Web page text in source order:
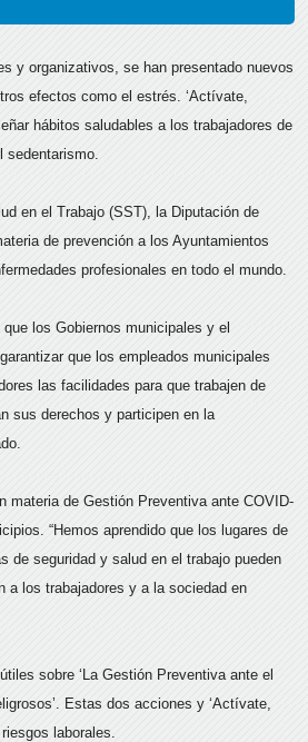
y organizativos, se han presentado nuevos
efectos como el estrés. ‘Actívate,
hábitos saludables a los trabajadores de
sedentarismo.
en el Trabajo (SST), la Diputación de
de prevención a los Ayuntamientos
profesionales en todo el mundo.
los Gobiernos municipales y el
que los empleados municipales
las facilidades para que trabajen de
sus derechos y participen en la
materia de Gestión Preventiva ante COVID-
“Hemos aprendido que los lugares de
de seguridad y salud en el trabajo pueden
a los trabajadores y a la sociedad en
sobre ‘La Gestión Preventiva ante el
Estas dos acciones y ‘Actívate,
laborales.